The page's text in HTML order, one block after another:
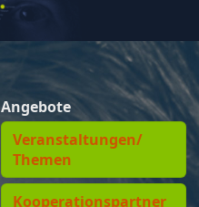
Angebote
Veranstaltungen/
Themen
Kooperationspartner